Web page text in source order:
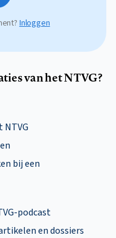
Inloggen
van het NTVG?
NTVG
bij een
podcast
en dossiers